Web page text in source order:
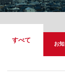
すべて
お